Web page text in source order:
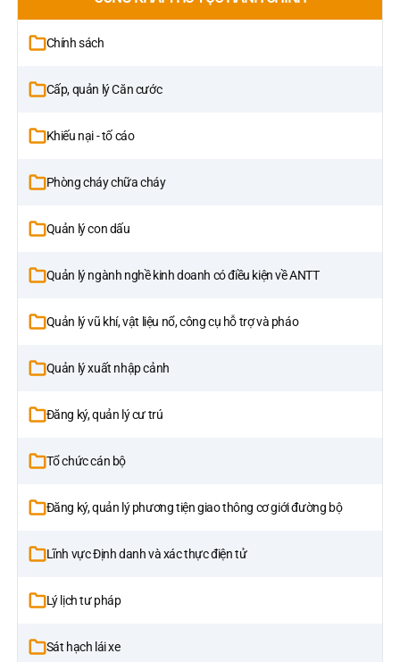
Chính sách
Cấp, quản lý Căn cước
Khiếu nại - tố cáo
Phòng cháy chữa cháy
Quản lý con dấu
Quản lý ngành nghề kinh doanh có điều kiện về ANTT
Quản lý vũ khí, vật liệu nổ, công cụ hỗ trợ và pháo
Quản lý xuất nhập cảnh
Đăng ký, quản lý cư trú
Tổ chức cán bộ
Đăng ký, quản lý phương tiện giao thông cơ giới đường bộ
Lĩnh vực Định danh và xác thực điện tử
Lý lịch tư pháp
Sát hạch lái xe